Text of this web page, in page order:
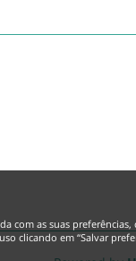
as suas
clicando em “Salvar